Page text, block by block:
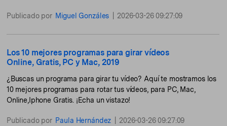
Publicado por Miguel Gonzáles 2026-03-26 09:27:09
Los 10 mejores programas para girar vídeos
Online, Gratis, PC y Mac, 2019
¿Buscas un programa para girar tu vídeo? Aquí te mostramos los
10 mejores programas para rotar tus vídeos, para PC, Mac,
Online,Iphone Gratis. ¡Echa un vistazo!
Publicado por Paula Hernández 2026-03-26 09:27:09